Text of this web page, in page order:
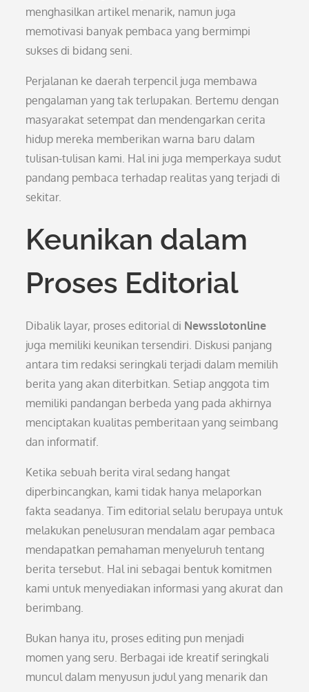
menghasilkan artikel menarik, namun juga
memotivasi banyak pembaca yang bermimpi
sukses di bidang seni.
Perjalanan ke daerah terpencil juga membawa
pengalaman yang tak terlupakan. Bertemu dengan
masyarakat setempat dan mendengarkan cerita
hidup mereka memberikan warna baru dalam
tulisan-tulisan kami. Hal ini juga memperkaya sudut
pandang pembaca terhadap realitas yang terjadi di
sekitar.
Keunikan dalam
Proses Editorial
Dibalik layar, proses editorial di Newsslotonline
juga memiliki keunikan tersendiri. Diskusi panjang
antara tim redaksi seringkali terjadi dalam memilih
berita yang akan diterbitkan. Setiap anggota tim
memiliki pandangan berbeda yang pada akhirnya
menciptakan kualitas pemberitaan yang seimbang
dan informatif.
Ketika sebuah berita viral sedang hangat
diperbincangkan, kami tidak hanya melaporkan
fakta seadanya. Tim editorial selalu berupaya untuk
melakukan penelusuran mendalam agar pembaca
mendapatkan pemahaman menyeluruh tentang
berita tersebut. Hal ini sebagai bentuk komitmen
kami untuk menyediakan informasi yang akurat dan
berimbang.
Bukan hanya itu, proses editing pun menjadi
momen yang seru. Berbagai ide kreatif seringkali
muncul dalam menyusun judul yang menarik dan